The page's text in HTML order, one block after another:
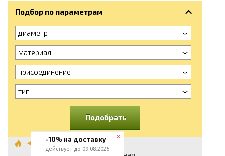
Подбор по параметрам
диаметр
материал
присоединение
тип
Подобрать
Труба
-10% на доставку
действует до 09.08.2026